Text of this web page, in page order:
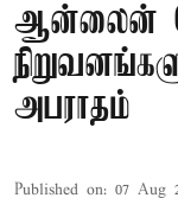
ஆன்லைன்
அபராதம்
Published on: 07 Aug